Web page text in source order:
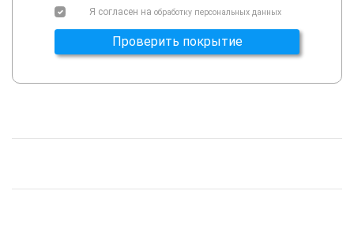
Я согласен на обработку персональных данных
Проверить покрытие